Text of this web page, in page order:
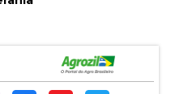
Interministerial para